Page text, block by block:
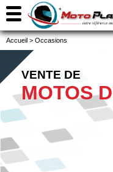
Accueil > Occasions
VENTE DE
MOTOS